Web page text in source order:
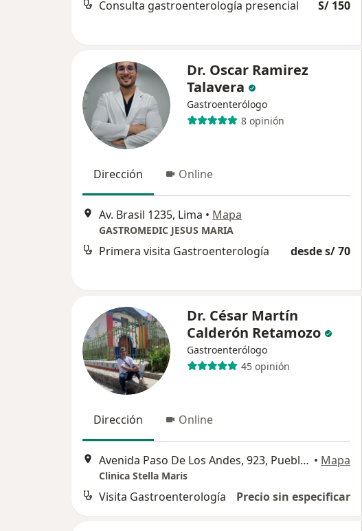
Consulta gastroenterología presencial S/ 150
Dr. Oscar Ramirez
Talavera
Gastroenterólogo
8 opinión
Dirección Online
Av. Brasil 1235, Lima • Mapa
GASTROMEDIC JESUS MARIA
Primera visita Gastroenterología desde s/ 70
Dr. César Martín
Calderón Retamozo
Gastroenterólogo
45 opinión
Dirección Online
Avenida Paso De Los Andes, 923, Pueblo Libre • Mapa
Clinica Stella Maris
Visita Gastroenterología Precio sin especificar